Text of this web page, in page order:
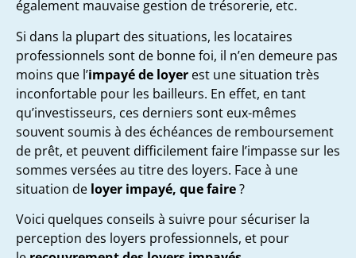
également mauvaise gestion de trésorerie, etc.
Si dans la plupart des situations, les locataires
professionnels sont de bonne foi, il n’en demeure pas
moins que l’impayé de loyer est une situation très
inconfortable pour les bailleurs. En effet, en tant
qu’investisseurs, ces derniers sont eux-mêmes
souvent soumis à des échéances de remboursement
de prêt, et peuvent difficilement faire l’impasse sur les
sommes versées au titre des loyers. Face à une
situation de loyer impayé, que faire?
Voici quelques conseils à suivre pour sécuriser la
perception des loyers professionnels, et pour